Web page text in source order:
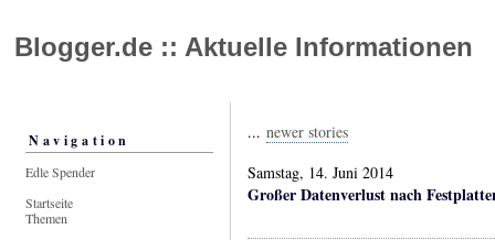
Blogger.de :: Aktuelle Informationen
Navigation
Edle Spender
Startseite
Themen
... newer stories
Samstag, 14. Juni 2014
Großer Datenverlust nach